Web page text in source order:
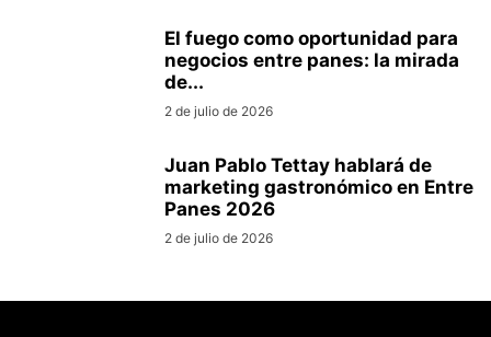
El fuego como oportunidad para
negocios entre panes: la mirada
de...
2 de julio de 2026
Juan Pablo Tettay hablará de
marketing gastronómico en Entre
Panes 2026
2 de julio de 2026